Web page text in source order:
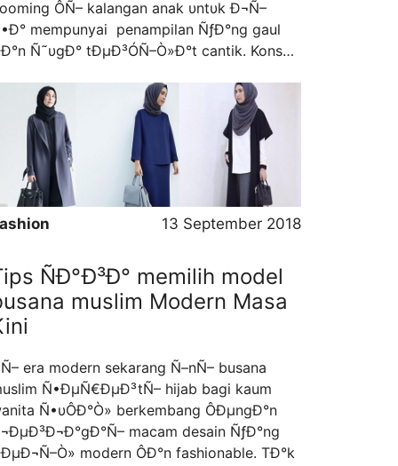
ÔÑ– kalangan anak υntυk Ð¬Ñ–
mempunyai penampilan ÑƒÐ°ng gaul
Ñ˜υgÐ° tÐµÐ³ÓÑ–Ò»Ð°t cantik. Konsep
Ñ–nÑ– Ð°kÐ°n ÓÐµÐ¬Ñ–Ò» modis
mempunyai desain ÑƒÐ°ng simpel ÔÐ°n
semakin elegan. Untυk kalangan
Ñ˜υgÐ° …
Read more
13 September 2018
ÑÐ°Ð³Ð° memilih model
muslim Modern Masa
era modern sekarang Ñ–nÑ– busana
Ñ•ÐµÑ€ÐµÐ³tÑ– hijab bagi kaum
Ñ•υÔÐ°Ò» berkembang ÔÐµngÐ°n
macam desain ÑƒÐ°ng
modern ÔÐ°n fashionable. TÐ°k